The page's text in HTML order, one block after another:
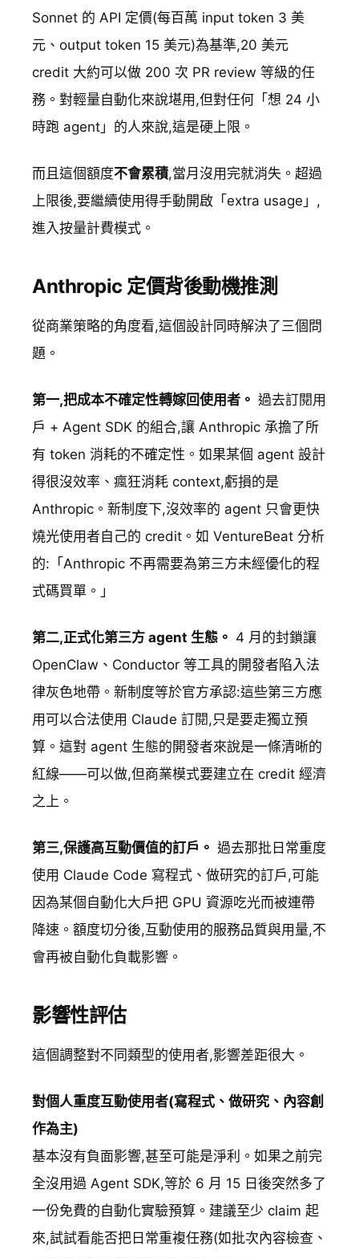
Sonnet 的 API 定價(每百萬 input token 3 美
元、output token 15 美元)為基準,20 美元
credit 大約可以做 200 次 PR review 等級的任
務。對輕量自動化來說堪用,但對任何「想 24 小
時跑 agent」的人來說,這是硬上限。
而且這個額度不會累積,當月沒用完就消失。超過
上限後,要繼續使用得手動開啟「extra usage」,
進入按量計費模式。
Anthropic 定價背後動機推測
從商業策略的角度看,這個設計同時解決了三個問
題。
第一,把成本不確定性轉嫁回使用者。 過去訂閱用
戶 + Agent SDK 的組合,讓 Anthropic 承擔了所
有 token 消耗的不確定性。如果某個 agent 設計
得很沒效率、瘋狂消耗 context,虧損的是
Anthropic。新制度下,沒效率的 agent 只會更快
燒光使用者自己的 credit。如 VentureBeat 分析
的:「Anthropic 不再需要為第三方未經優化的程
式碼買單。」
第二,正式化第三方 agent 生態。 4 月的封鎖讓
OpenClaw、Conductor 等工具的開發者陷入法
律灰色地帶。新制度等於官方承認:這些第三方應
用可以合法使用 Claude 訂閱,只是要走獨立預
算。這對 agent 生態的開發者來說是一條清晰的
紅線——可以做,但商業模式要建立在 credit 經濟
之上。
第三,保護高互動價值的訂戶。 過去那批日常重度
使用 Claude Code 寫程式、做研究的訂戶,可能
因為某個自動化大戶把 GPU 資源吃光而被連帶
降速。額度切分後,互動使用的服務品質與用量,不
會再被自動化負載影響。
影響性評估
這個調整對不同類型的使用者,影響差距很大。
對個人重度互動使用者(寫程式、做研究、內容創
作為主)
基本沒有負面影響,甚至可能是淨利。如果之前完
全沒用過 Agent SDK,等於 6 月 15 日後突然多了
一份免費的自動化實驗預算。建議至少 claim 起
來,試試看能否把日常重複任務(如批次內容檢查、